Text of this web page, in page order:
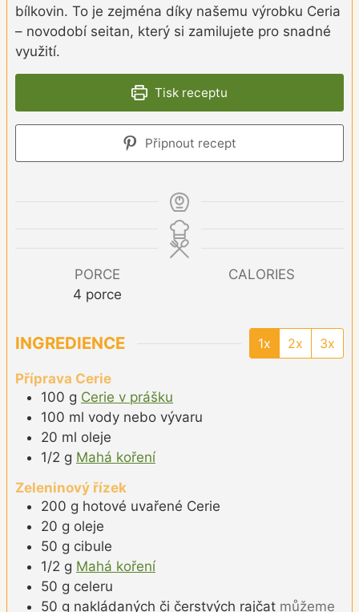
bílkovin. To je zejména díky našemu výrobku Ceria
– novodobí seitan, který si zamilujete pro snadné
využití.
Tisk receptu
Připnout recept
PORCE
4 porce
CALORIES
INGREDIENCE 1x 2x 3x
Příprava Cerie
100 g Cerie v prášku
100 ml vody nebo vývaru
20 ml oleje
1/2 g Mahá koření
Zeleninový řízek
200 g hotové uvařené Cerie
20 g oleje
50 g cibule
1/2 g Mahá koření
50 g celeru
50 g nakládaných či čerstvých rajčat můžeme